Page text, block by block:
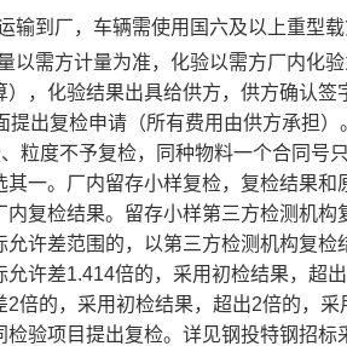
输到厂， 车辆需使用国六及以上重型
以需方计量为准，化验以需方厂内化
），化验结果出具给供方，供方确认
提出复检申请（所有费用由供方承担
粒度不予复检，同种物料一个合同号
其一。厂内留存小样复检，复检结果
内复检结果。留存小样第三方检测机
允许差范围的，以第三方检测机构复
允许差1.414倍的，采用初检结果，超
2倍的，采用初检结果，超出2倍的，
检验项目提出复检。详见钢投特钢招